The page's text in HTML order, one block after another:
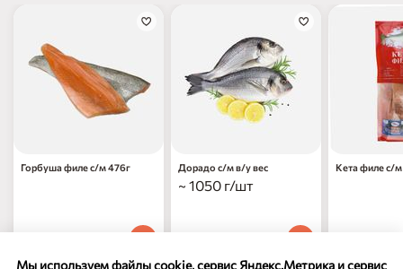
Мы используем файлы cookie, сервис Яндекс.Метрика и сервис
Горбуша филе с/м 476г Дорадо с/м в/у вес
~ 1050 г/шт
Кета филе с/м